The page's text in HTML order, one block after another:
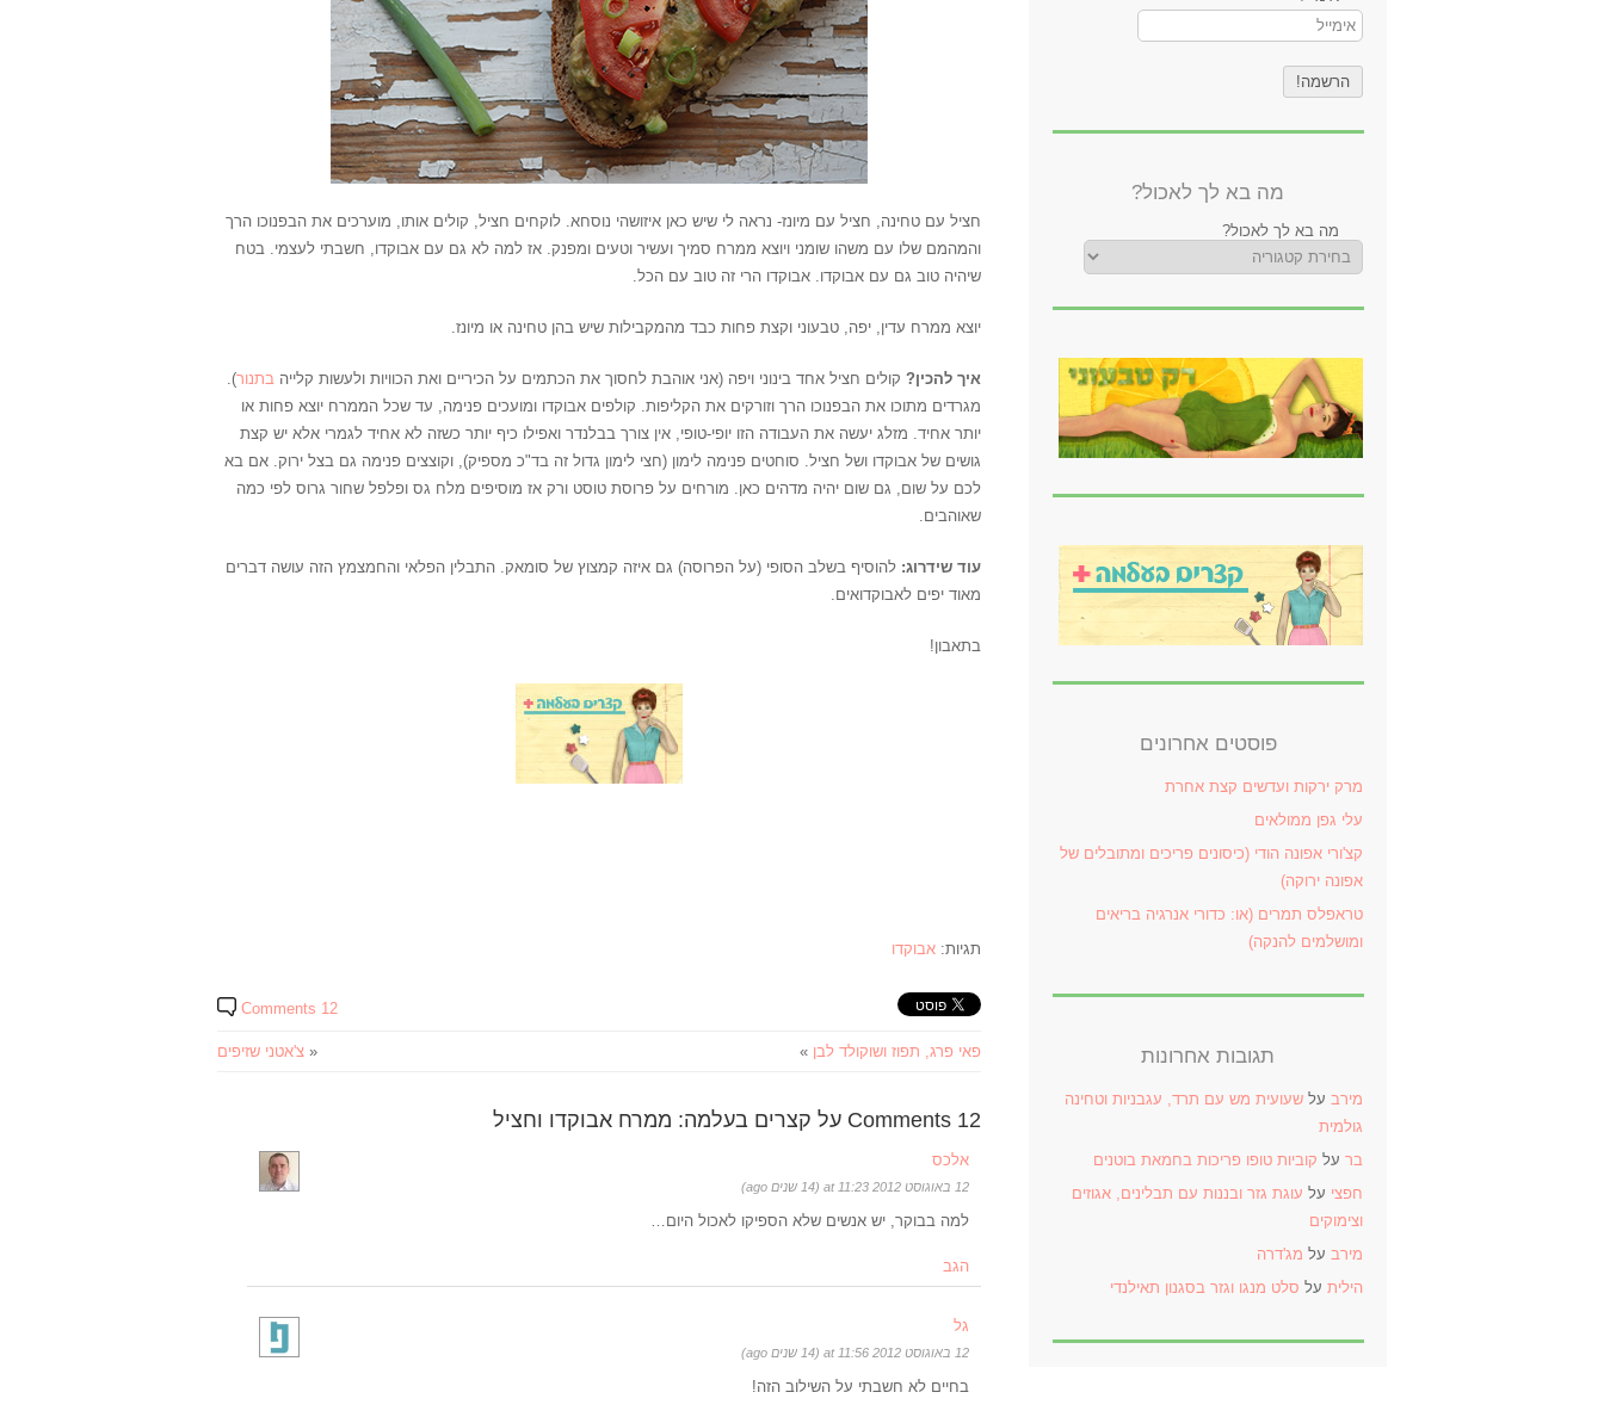
חציל עם טחינה, חציל עם מיונז- נראה לי שיש כאן איזושהי נוסחא. לוקחים חציל, קולים אותו, מוערכים את הבפנוכו הרך
והמהמם שלו עם משהו שומני ויוצא ממרח סמיך ועשיר וטעים ומפנק. אז למה לא גם עם אבוקדו, חשבתי לעצמי. בטח
שיהיה טוב גם עם אבוקדו. אבוקדו הרי זה טוב עם הכל.
יוצא ממרח עדין, יפה, טבעוני וקצת פחות כבד מהמקבילות שיש בהן טחינה או מיונז.
איך להכין? קולים חציל אחד בינוני ויפה (אני אוהבת לחסוך את הכתמים על הכיריים ואת הכוויות ולעשות קלייה בתנור).
מגרדים מתוכו את הבפנוכו הרך וזורקים את הקליפות. קולפים אבוקדו ומועכים פנימה, עד שכל הממרח יוצא פחות או
יותר אחיד. מזלג יעשה את העבודה הזו יופי-טופי, אין צורך בבלנדר ואפילו כיף יותר כשזה לא אחיד לגמרי אלא יש קצת
גושים של אבוקדו ושל חציל. סוחטים פנימה לימון (חצי לימון גדול זה בד"כ מספיק), וקוצצים פנימה גם בצל ירוק. אם בא
לכם על שום, גם שום יהיה מדהים כאן. מורחים על פרוסת טוסט ורק אז מוסיפים מלח גס ופלפל שחור גרוס לפי כמה
שאוהבים.
עוד שידרוג: להוסיף בשלב הסופי (על הפרוסה) גם איזה קמצוץ של סומאק. התבלין הפלאי והחמצמץ הזה עושה דברים
מאוד יפים לאבוקדואים.
בתאבון!
תגיות: אבוקדו
12 Comments
« צ'אטני שזיפים פאי פרג, תפוז ושוקולד לבן »
12 Comments על קצרים בעלמה: ממרח אבוקדו וחציל
אלכס
12 באוגוסט 2012 at 11:23 (14 שנים ago)
למה בבוקר, יש אנשים שלא הספיקו לאכול היום…
הגב
גל
12 באוגוסט 2012 at 11:56 (14 שנים ago)
בחיים לא חשבתי על השילוב הזה!
מה בא לך לאכול?
מה בא לך לאכול?
פוסטים אחרונים
מרק ירקות ועדשים קצת אחרת
עלי גפן ממולאים
קצ'ורי אפונה הודי (כיסונים פריכים ומתובלים של
אפונה ירוקה)
טראפלס תמרים (או: כדורי אנרגיה בריאים
ומושלמים להנקה)
תגובות אחרונות
מירב על שעועית מש עם תרד, עגבניות וטחינה
גולמית
בר על קוביות טופו פריכות בחמאת בוטנים
חפצי על עוגת גזר ובננות עם תבלינים, אגוזים
וצימוקים
מירב על מג'דרה
הילית על סלט מנגו וגזר בסגנון תאילנדי